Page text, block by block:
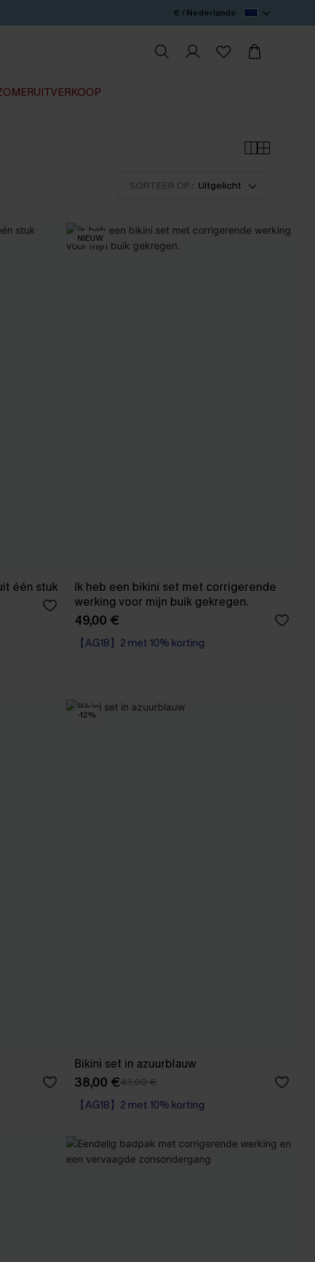
€ / Nederlands
SORTEER OP : Uitgelicht
één stuk
NIEUW
Ik heb een bikini set met corrigerende
werking voor mijn buik gekregen.
49,00 €
【AG18】2 met 10% korting
-12%
Bikini set in azuurblauw
38,00 €43,00 €
【AG18】2 met 10% korting